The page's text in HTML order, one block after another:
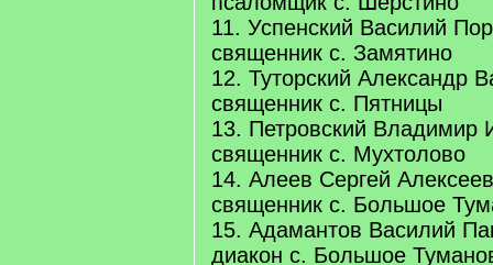
11. Успенский Василий
священник с. Замятино
12. Туторский Александр
священник с. Пятницы
13. Петровский Владимир
священник с. Мухтолово
14. Алеев Сергей
священник с. Большое
15. Адамантов Василий
диакон с. Большое